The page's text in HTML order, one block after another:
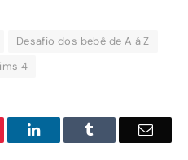
Desafio dos bebê de A á Z
4
LinkedIn Email